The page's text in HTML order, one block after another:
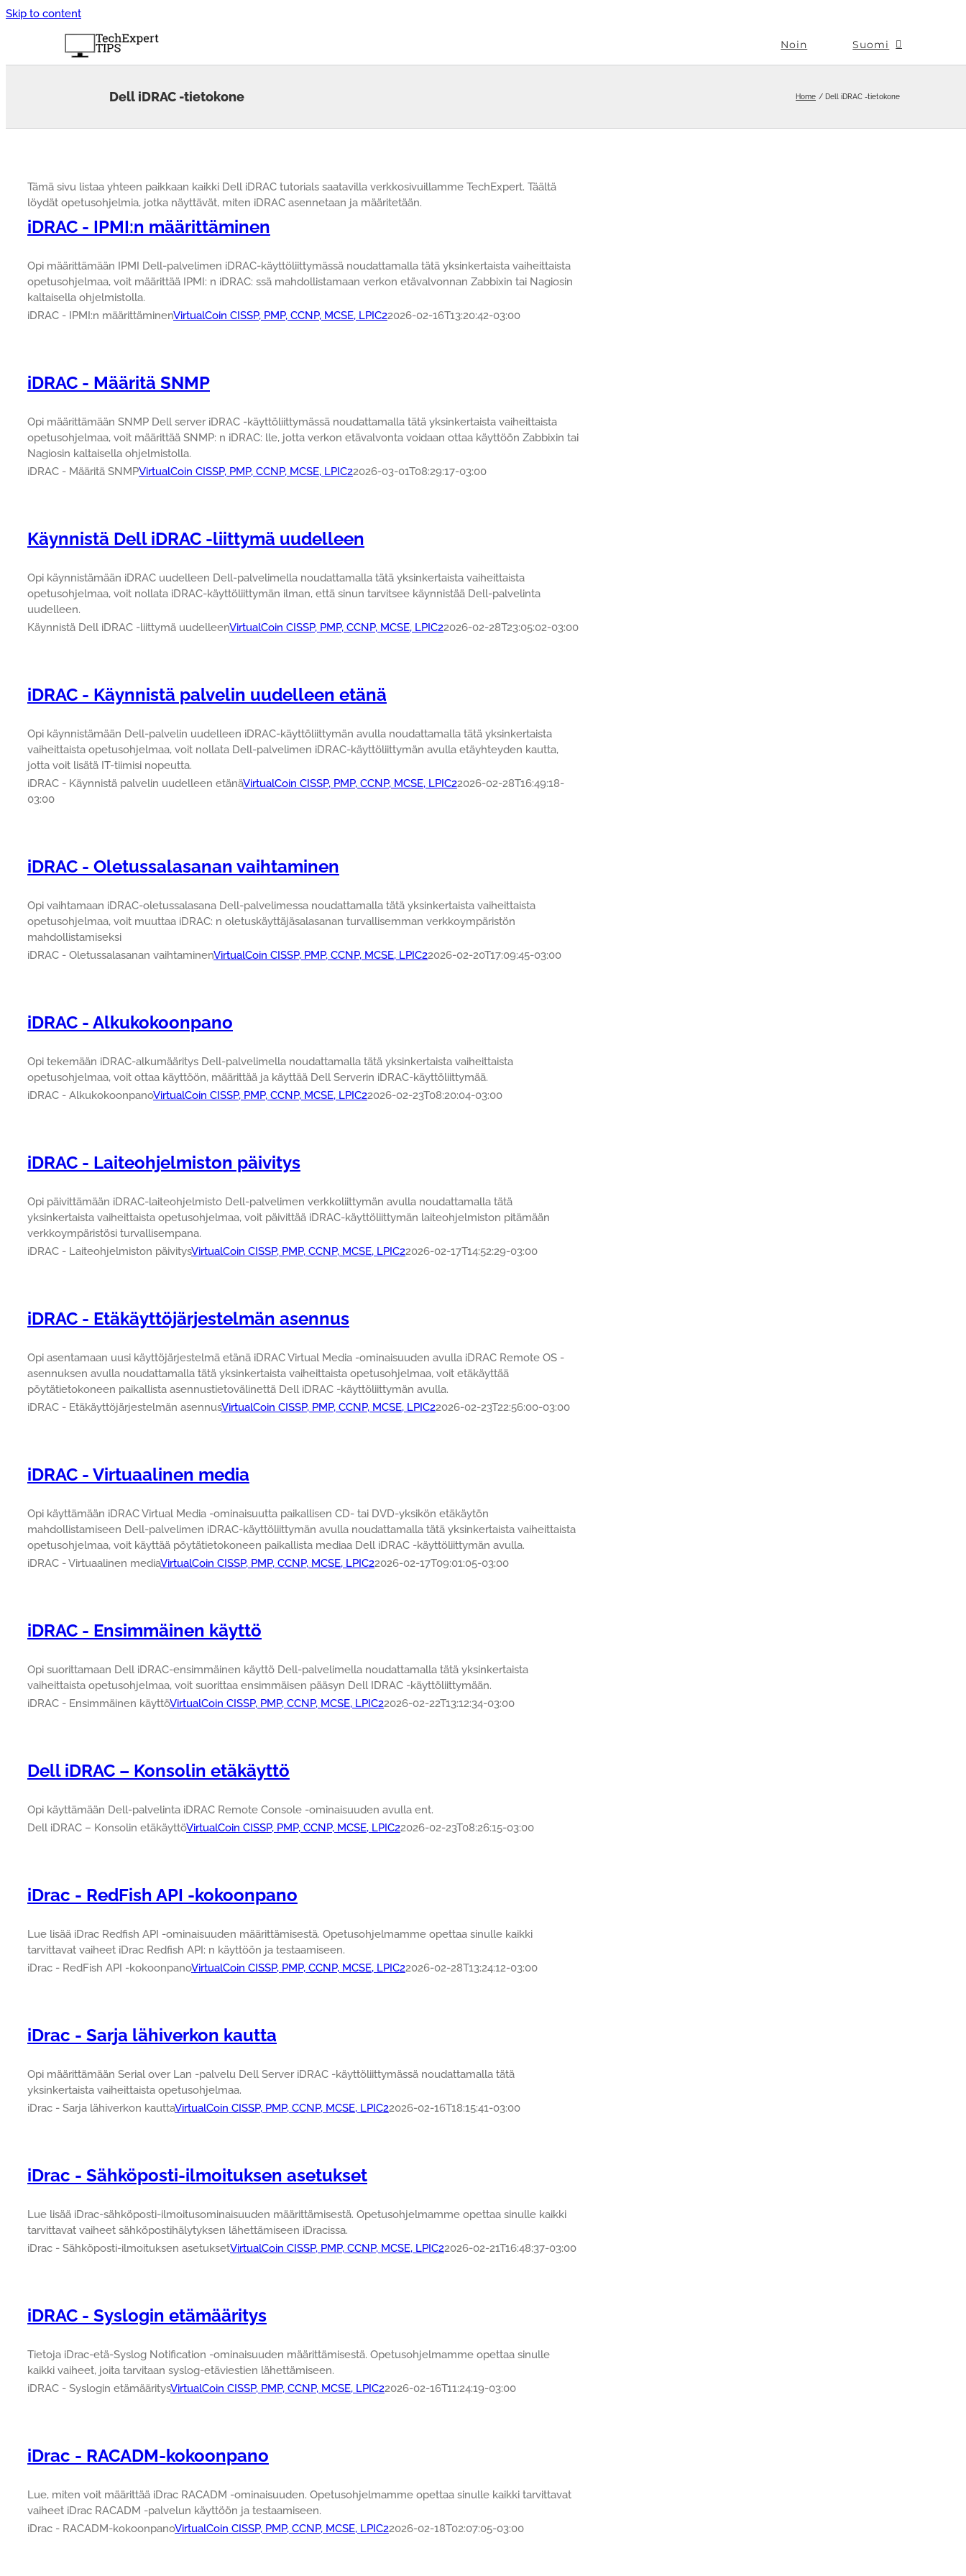
Skip to content
Noin Suomi
Dell iDRAC -tietokone Home Dell iDRAC -tietokone
Tämä sivu listaa yhteen paikkaan kaikki Dell iDRAC tutorials saatavilla verkkosivuillamme TechExpert. Täältä
löydät opetusohjelmia, jotka näyttävät, miten iDRAC asennetaan ja määritetään.
iDRAC - IPMI:n määrittäminen
Opi määrittämään IPMI Dell-palvelimen iDRAC-käyttöliittymässä noudattamalla tätä yksinkertaista vaiheittaista
opetusohjelmaa, voit määrittää IPMI: n iDRAC: ssä mahdollistamaan verkon etävalvonnan Zabbixin tai Nagiosin
kaltaisella ohjelmistolla.
iDRAC - IPMI:n määrittäminenVirtualCoin CISSP, PMP, CCNP, MCSE, LPIC22026-02-16T13:20:42-03:00
iDRAC - Määritä SNMP
Opi määrittämään SNMP Dell server iDRAC -käyttöliittymässä noudattamalla tätä yksinkertaista vaiheittaista
opetusohjelmaa, voit määrittää SNMP: n iDRAC: lle, jotta verkon etävalvonta voidaan ottaa käyttöön Zabbixin tai
Nagiosin kaltaisella ohjelmistolla.
iDRAC - Määritä SNMPVirtualCoin CISSP, PMP, CCNP, MCSE, LPIC22026-03-01T08:29:17-03:00
Käynnistä Dell iDRAC -liittymä uudelleen
Opi käynnistämään iDRAC uudelleen Dell-palvelimella noudattamalla tätä yksinkertaista vaiheittaista
opetusohjelmaa, voit nollata iDRAC-käyttöliittymän ilman, että sinun tarvitsee käynnistää Dell-palvelinta
uudelleen.
Käynnistä Dell iDRAC -liittymä uudelleenVirtualCoin CISSP, PMP, CCNP, MCSE, LPIC22026-02-28T23:05:02-03:00
iDRAC - Käynnistä palvelin uudelleen etänä
Opi käynnistämään Dell-palvelin uudelleen iDRAC-käyttöliittymän avulla noudattamalla tätä yksinkertaista
vaiheittaista opetusohjelmaa, voit nollata Dell-palvelimen iDRAC-käyttöliittymän avulla etäyhteyden kautta,
jotta voit lisätä IT-tiimisi nopeutta.
iDRAC - Käynnistä palvelin uudelleen etänäVirtualCoin CISSP, PMP, CCNP, MCSE, LPIC22026-02-28T16:49:18-
03:00
iDRAC - Oletussalasanan vaihtaminen
Opi vaihtamaan iDRAC-oletussalasana Dell-palvelimessa noudattamalla tätä yksinkertaista vaiheittaista
opetusohjelmaa, voit muuttaa iDRAC: n oletuskäyttäjäsalasanan turvallisemman verkkoympäristön
mahdollistamiseksi
iDRAC - Oletussalasanan vaihtaminenVirtualCoin CISSP, PMP, CCNP, MCSE, LPIC22026-02-20T17:09:45-03:00
iDRAC - Alkukokoonpano
Opi tekemään iDRAC-alkumääritys Dell-palvelimella noudattamalla tätä yksinkertaista vaiheittaista
opetusohjelmaa, voit ottaa käyttöön, määrittää ja käyttää Dell Serverin iDRAC-käyttöliittymää.
iDRAC - AlkukokoonpanoVirtualCoin CISSP, PMP, CCNP, MCSE, LPIC22026-02-23T08:20:04-03:00
iDRAC - Laiteohjelmiston päivitys
Opi päivittämään iDRAC-laiteohjelmisto Dell-palvelimen verkkoliittymän avulla noudattamalla tätä
yksinkertaista vaiheittaista opetusohjelmaa, voit päivittää iDRAC-käyttöliittymän laiteohjelmiston pitämään
verkkoympäristösi turvallisempana.
iDRAC - Laiteohjelmiston päivitysVirtualCoin CISSP, PMP, CCNP, MCSE, LPIC22026-02-17T14:52:29-03:00
iDRAC - Etäkäyttöjärjestelmän asennus
Opi asentamaan uusi käyttöjärjestelmä etänä iDRAC Virtual Media -ominaisuuden avulla iDRAC Remote OS -
asennuksen avulla noudattamalla tätä yksinkertaista vaiheittaista opetusohjelmaa, voit etäkäyttää
pöytätietokoneen paikallista asennustietovälinettä Dell iDRAC -käyttöliittymän avulla.
iDRAC - Etäkäyttöjärjestelmän asennusVirtualCoin CISSP, PMP, CCNP, MCSE, LPIC22026-02-23T22:56:00-03:00
iDRAC - Virtuaalinen media
Opi käyttämään iDRAC Virtual Media -ominaisuutta paikallisen CD- tai DVD-yksikön etäkäytön
mahdollistamiseen Dell-palvelimen iDRAC-käyttöliittymän avulla noudattamalla tätä yksinkertaista vaiheittaista
opetusohjelmaa, voit käyttää pöytätietokoneen paikallista mediaa Dell iDRAC -käyttöliittymän avulla.
iDRAC - Virtuaalinen mediaVirtualCoin CISSP, PMP, CCNP, MCSE, LPIC22026-02-17T09:01:05-03:00
iDRAC - Ensimmäinen käyttö
Opi suorittamaan Dell iDRAC-ensimmäinen käyttö Dell-palvelimella noudattamalla tätä yksinkertaista
vaiheittaista opetusohjelmaa, voit suorittaa ensimmäisen pääsyn Dell IDRAC -käyttöliittymään.
iDRAC - Ensimmäinen käyttöVirtualCoin CISSP, PMP, CCNP, MCSE, LPIC22026-02-22T13:12:34-03:00
Dell iDRAC – Konsolin etäkäyttö
Opi käyttämään Dell-palvelinta iDRAC Remote Console -ominaisuuden avulla ent.
Dell iDRAC – Konsolin etäkäyttöVirtualCoin CISSP, PMP, CCNP, MCSE, LPIC22026-02-23T08:26:15-03:00
iDrac - RedFish API -kokoonpano
Lue lisää iDrac Redfish API -ominaisuuden määrittämisestä. Opetusohjelmamme opettaa sinulle kaikki
tarvittavat vaiheet iDrac Redfish API: n käyttöön ja testaamiseen.
iDrac - RedFish API -kokoonpanoVirtualCoin CISSP, PMP, CCNP, MCSE, LPIC22026-02-28T13:24:12-03:00
iDrac - Sarja lähiverkon kautta
Opi määrittämään Serial over Lan -palvelu Dell Server iDRAC -käyttöliittymässä noudattamalla tätä
yksinkertaista vaiheittaista opetusohjelmaa.
iDrac - Sarja lähiverkon kauttaVirtualCoin CISSP, PMP, CCNP, MCSE, LPIC22026-02-16T18:15:41-03:00
iDrac - Sähköposti-ilmoituksen asetukset
Lue lisää iDrac-sähköposti-ilmoitusominaisuuden määrittämisestä. Opetusohjelmamme opettaa sinulle kaikki
tarvittavat vaiheet sähköpostihälytyksen lähettämiseen iDracissa.
iDrac - Sähköposti-ilmoituksen asetuksetVirtualCoin CISSP, PMP, CCNP, MCSE, LPIC22026-02-21T16:48:37-03:00
iDRAC - Syslogin etämääritys
Tietoja iDrac-etä-Syslog Notification -ominaisuuden määrittämisestä. Opetusohjelmamme opettaa sinulle
kaikki vaiheet, joita tarvitaan syslog-etäviestien lähettämiseen.
iDRAC - Syslogin etämääritysVirtualCoin CISSP, PMP, CCNP, MCSE, LPIC22026-02-16T11:24:19-03:00
iDrac - RACADM-kokoonpano
Lue, miten voit määrittää iDrac RACADM -ominaisuuden. Opetusohjelmamme opettaa sinulle kaikki tarvittavat
vaiheet iDrac RACADM -palvelun käyttöön ja testaamiseen.
iDrac - RACADM-kokoonpanoVirtualCoin CISSP, PMP, CCNP, MCSE, LPIC22026-02-18T02:07:05-03:00